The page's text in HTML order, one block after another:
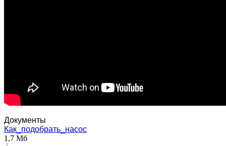
Документы
Как_подобрать_насос
1,7 Мб